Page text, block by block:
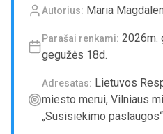
Autorius: Maria
Parašai renkami: 2026m.
gegužės 18d.
Adresatas: Lietuvos
miesto merui, Vilniaus
„Susisiekimo